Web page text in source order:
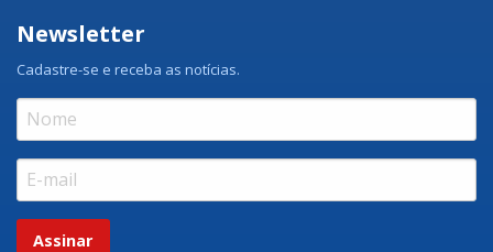
Newsletter
Cadastre-se e receba as notícias.
Assinar